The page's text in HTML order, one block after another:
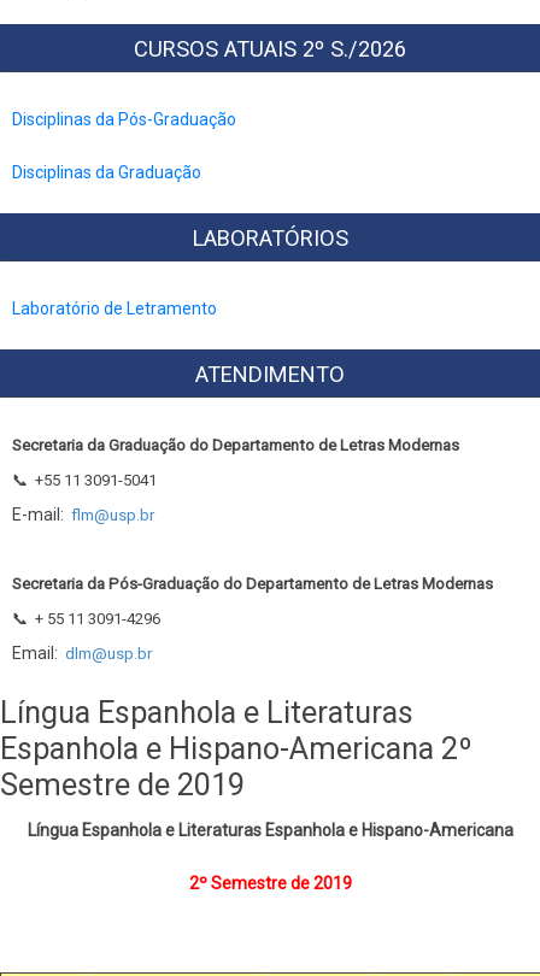
CURSOS ATUAIS 2º S./2026
Disciplinas da Pós-Graduação
Disciplinas da Graduação
LABORATÓRIOS
Laboratório de Letramento
ATENDIMENTO
Secretaria da Graduação do Departamento de Letras Modernas
📞 +55 11 3091-5041
E-mail: flm@usp.br
Secretaria da Pós-Graduação do Departamento de Letras Modernas
📞 + 55 11 3091-4296
Email: dlm@usp.br
Língua Espanhola e Literaturas
Espanhola e Hispano-Americana 2º
Semestre de 2019
Língua Espanhola e Literaturas Espanhola e Hispano-Americana
2º Semestre de 2019